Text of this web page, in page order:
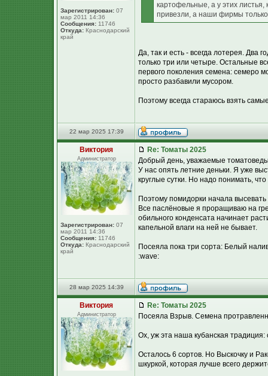
Зарегистрирован: 07
мар 2011 14:36
Сообщения: 11746
Откуда: Краснодарский
край
картофельные, а у этих
привезли, а наши фирмы
Да, так и есть - всегда лотерея. Два
только три или четыре. Остальные
первого поколения семена: семеро
просто разбавили мусором.
Поэтому всегда стараюсь взять
22 мар 2025 17:39
Виктория
Администратор
Зарегистрирован: 07
мар 2011 14:36
Сообщения: 11746
Откуда: Краснодарский
край
Re: Томаты 2025
Добрый день, уважаемые
У нас опять летние деньки. Я уже
круглые сутки. Но надо понимать,
Поэтому помидорки начала высевать
Все паслёновые я проращиваю на
обильного конденсата начинает
капельной влаги на ней не бывает.
Посеяла пока три сорта: Белый
:wave:
28 мар 2025 14:39
Виктория
Администратор
Re: Томаты 2025
Посеяла Взрыв. Семена
Ох, уж эта наша кубанская традиция:
Осталось 6 сортов. Но Выскочку и
шкуркой, которая лучше всего